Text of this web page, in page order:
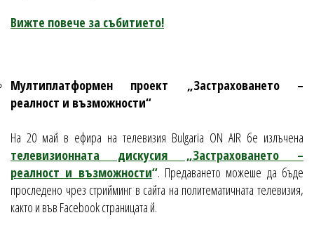
Вижте повече за събитието!
Мултиплатформен проект „Застраховането –
реалност и възможности“
На 20 май в ефира на телевизия Bulgaria ON AIR бе излъчена
телевизионната дискусия „Застраховането –
реалност и възможности“. Предаването можеше да бъде
проследено чрез стрийминг в сайта на политематичната телевизия,
както и във Facebook страницата й.